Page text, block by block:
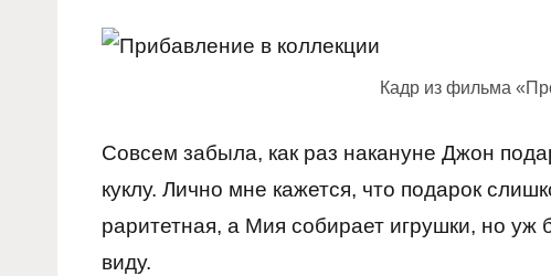
Кадр из фильма
Совсем забыла, как раз накануне Джон
куклу. Лично мне кажется, что подарок
раритетная, а Мия собирает игрушки, но
виду.